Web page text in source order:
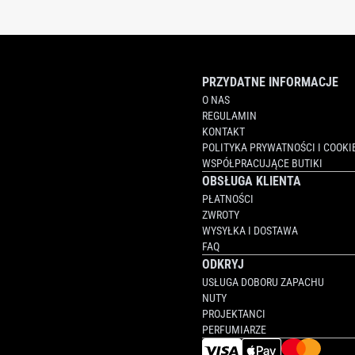
PRZYDATNE INFORMACJE
O NAS
REGULAMIN
KONTAKT
POLITYKA PRYWATNOŚCI I
WSPÓŁPRACUJĄCE BUTIKI
OBSŁUGA KLIENTA
PŁATNOŚCI
ZWROTY
WYSYŁKA I DOSTAWA
FAQ
ODKRYJ
USŁUGA DOBORU ZAPACHU
NUTY
PROJEKTANCI
PERFUMIARZE